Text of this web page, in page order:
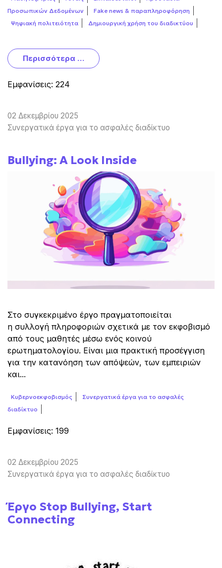
Προσωπικών Δεδομένων
Fake news & παραπληροφόρηση
Ψηφιακή πολιτειότητα
Δημιουργική χρήση του διαδικτύου
Περισσότερα …
Εμφανίσεις: 224
02 Δεκεμβρίου 2025
Συνεργατικά έργα για το ασφαλές διαδίκτυο
Bullying: A Look Inside
Στο συγκεκριμένο έργο πραγματοποιείται
η συλλογή πληροφοριών σχετικά με τον εκφοβισμό
από τους μαθητές μέσω ενός κοινού
ερωτηματολογίου. Είναι μια πρακτική προσέγγιση
για την κατανόηση των απόψεών, των εμπειριών
και...
Κυβερνοεκφοβισμός
Συνεργατικά έργα για το ασφαλές
διαδίκτυο
Εμφανίσεις: 199
02 Δεκεμβρίου 2025
Συνεργατικά έργα για το ασφαλές διαδίκτυο
Έργο Stop Bullying, Start
Connecting